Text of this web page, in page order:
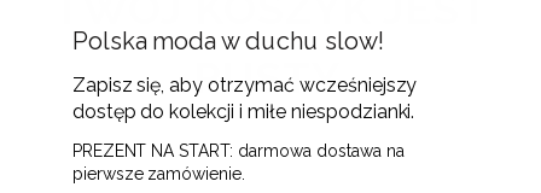
PUSTY.
wybrane produkty do koszyka.
Polska moda w duchu slow!
Zapisz się, aby otrzymać wcześniejszy
dostęp do kolekcji i miłe niespodzianki.
PREZENT NA START: darmowa dostawa na
pierwsze zamówienie.